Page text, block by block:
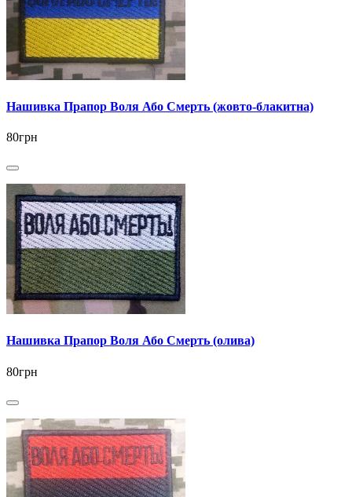
Нашивка Прапор Воля Або Смерть (жовто-блакитна)
80грн
Нашивка Прапор Воля Або Смерть (олива)
80грн